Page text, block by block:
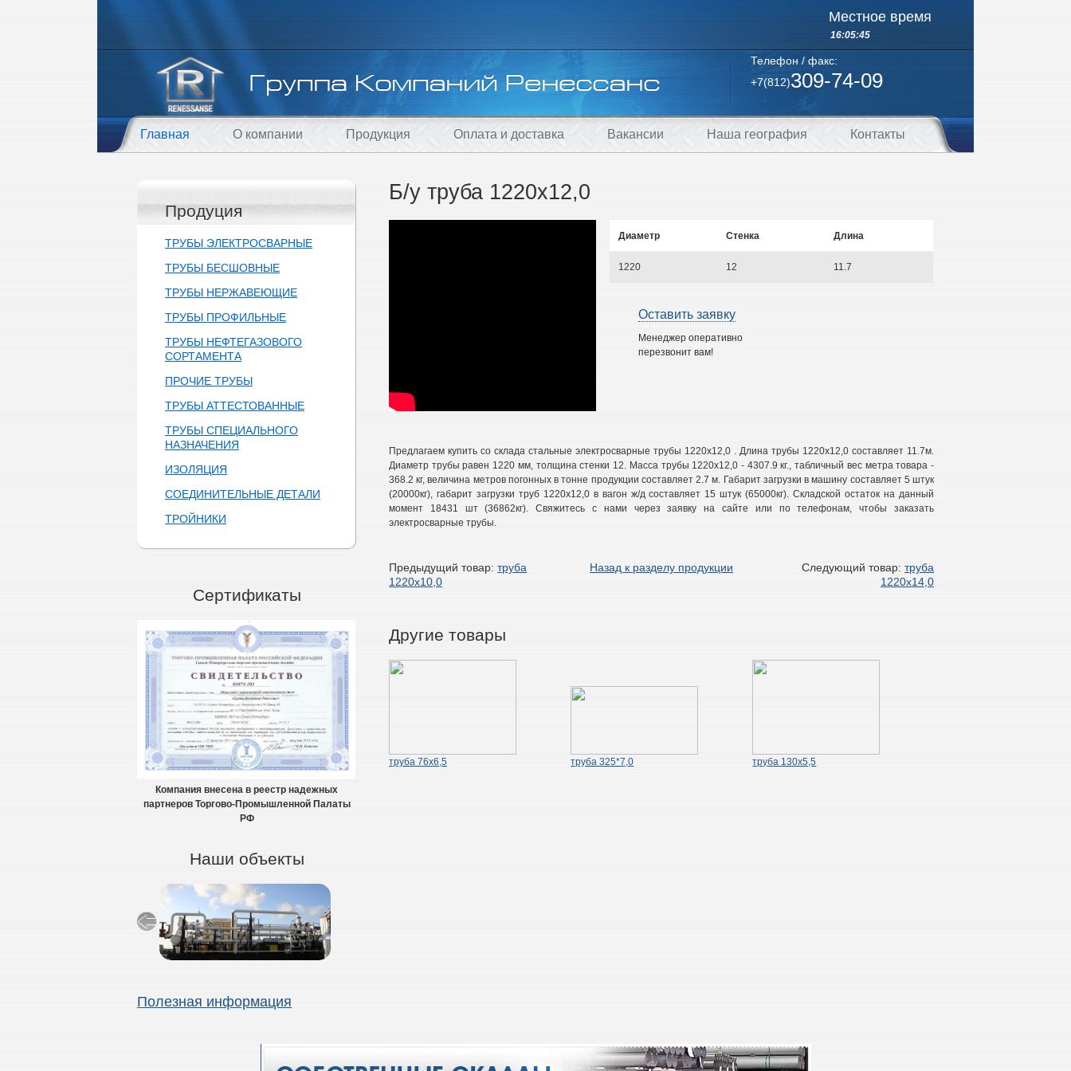
Местное время
16:05:45
Телефон / факс:
+7(812)309-74-09
Главная О компании Продукция Оплата и доставка Вакансии Наша география Контакты
Продуция
ТРУБЫ ЭЛЕКТРОСВАРНЫЕ
ТРУБЫ БЕСШОВНЫЕ
ТРУБЫ НЕРЖАВЕЮЩИЕ
ТРУБЫ ПРОФИЛЬНЫЕ
ТРУБЫ НЕФТЕГАЗОВОГО
СОРТАМЕНТА
ПРОЧИЕ ТРУБЫ
ТРУБЫ АТТЕСТОВАННЫЕ
ТРУБЫ СПЕЦИАЛЬНОГО
НАЗНАЧЕНИЯ
ИЗОЛЯЦИЯ
СОЕДИНИТЕЛЬНЫЕ ДЕТАЛИ
ТРОЙНИКИ
Сертификаты
Компания внесена в реестр надежных
партнеров Торгово-Промышленной Палаты
РФ
Наши объекты
Полезная информация
Б/у труба 1220х12,0
Диаметр Стенка Длина
1220 12 11.7
Оставить заявку
Менеджер оперативно
перезвонит вам!
Предлагаем купить со склада стальные электросварные трубы 1220х12,0 . Длина трубы 1220х12,0 составляет 11.7м.
Диаметр трубы равен 1220 мм, толщина стенки 12. Масса трубы 1220х12,0 - 4307.9 кг., табличный вес метра товара -
368.2 кг, величина метров погонных в тонне продукции составляет 2.7 м. Габарит загрузки в машину составляет 5 штук
(20000кг), габарит загрузки труб 1220х12,0 в вагон ж/д составляет 15 штук (65000кг). Складской остаток на данный
момент 18431 шт (36862кг). Свяжитесь с нами через заявку на сайте или по телефонам, чтобы заказать
электросварные трубы.
Предыдущий товар: труба
1220х10,0
Назад к разделу продукции Следующий товар: труба
1220х14,0
Другие товары
труба 76х6,5 труба 325*7,0 труба 130х5,5